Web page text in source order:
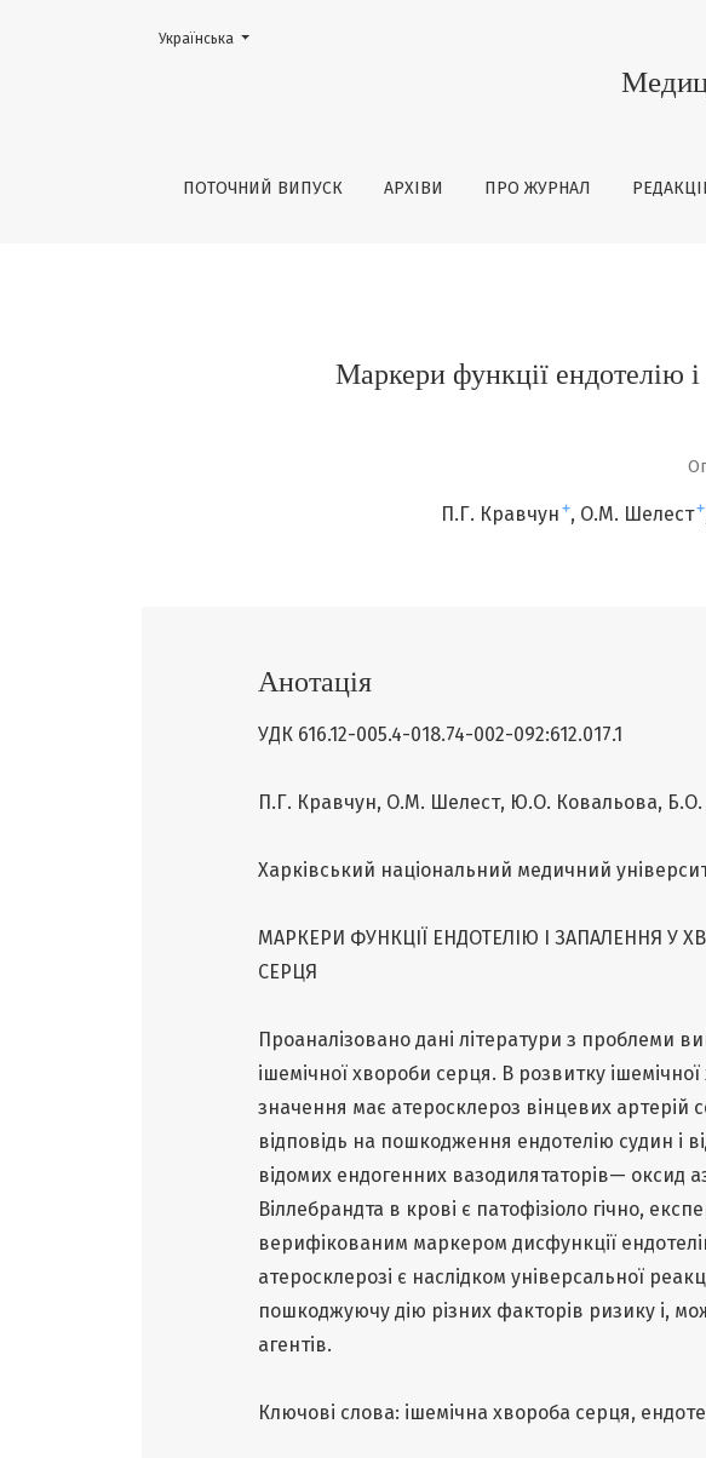
Маркери функції ендотелію і запалення у хворих на
ПОТОЧНИЙ ВИПУСК АРХІВИ ПРО ЖУРНАЛ
Змінити мову. Поточною мовою є:
Українська
Маркери функції ендотелію
П.Г. Кравчун + О.М. Шелест+
Анотація
УДК 616.12-005.4-018.74-002-092:612.017.1
П.Г. Кравчун, О.М. Шелест, Ю.О. Ковальова,
Харківський національний медичний
МАРКЕРИ ФУНКЦІЇ ЕНДОТЕЛІЮ І ЗАПАЛЕННЯ У
СЕРЦЯ
Проаналізовано дані літератури з проблеми
ішемічної хвороби серця. В розвитку
значення має атеросклероз вінцевих артерій
відповідь на пошкодження ендотелію судин і
відомих ендогенних вазодилятаторів— оксид
Віллебрандта в крові є патофізіоло гічно,
верифікованим маркером дисфункції
атеросклерозі є наслідком універсальної
пошкоджуючу дію різних факторів ризику і,
агентів.
Ключові слова: ішемічна хвороба серця,